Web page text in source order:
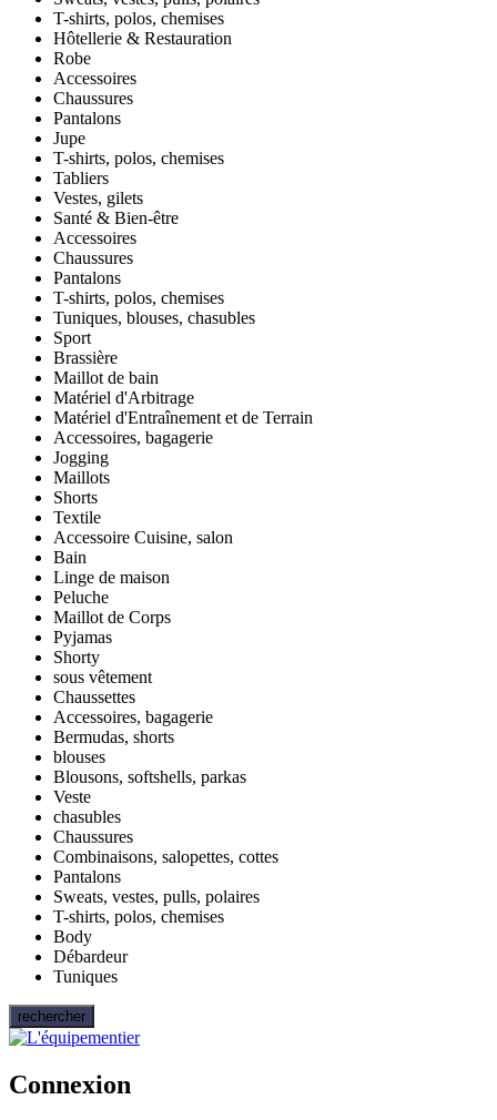
T-shirts, polos, chemises
Hôtellerie & Restauration
Robe
Accessoires
Chaussures
Pantalons
Jupe
T-shirts, polos, chemises
Tabliers
Vestes, gilets
Santé & Bien-être
Accessoires
Chaussures
Pantalons
T-shirts, polos, chemises
Tuniques, blouses, chasubles
Sport
Brassière
Maillot de bain
Matériel d'Arbitrage
Matériel d'Entraînement et de Terrain
Accessoires, bagagerie
Jogging
Maillots
Shorts
Textile
Accessoire Cuisine, salon
Bain
Linge de maison
Peluche
Maillot de Corps
Pyjamas
Shorty
sous vêtement
Chaussettes
Accessoires, bagagerie
Bermudas, shorts
blouses
Blousons, softshells, parkas
Veste
chasubles
Chaussures
Combinaisons, salopettes, cottes
Pantalons
Sweats, vestes, pulls, polaires
T-shirts, polos, chemises
Body
Débardeur
Tuniques
rechercher
Connexion